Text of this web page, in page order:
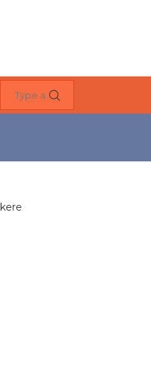
kere